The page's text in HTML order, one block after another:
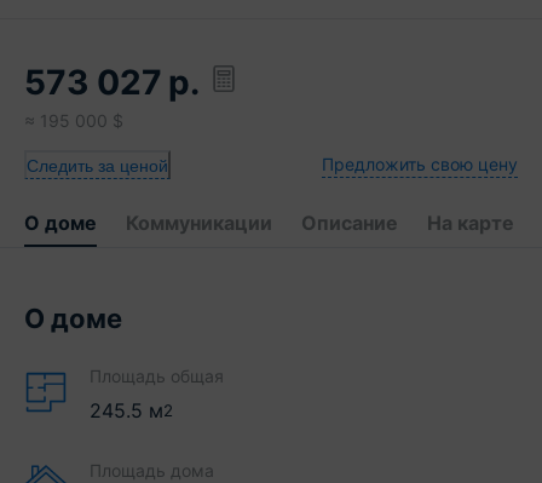
573 027 р.
≈ 195 000 $
Следить за ценой Предложить свою цену
О доме Коммуникации Описание На карте
О доме
Площадь общая
245.5 м2
Площадь дома